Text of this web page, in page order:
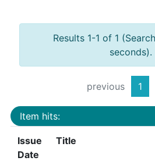
Results 1-1 of 1
seconds).
previous 1
Item hits:
Issue
Date
Title